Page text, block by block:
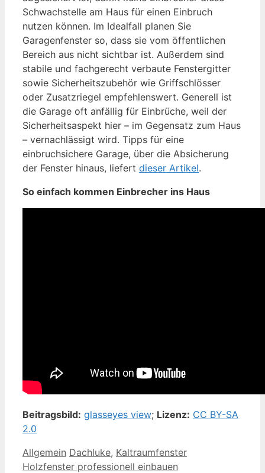
Schwachstelle am Haus für einen Einbruch
nutzen können. Im Idealfall planen Sie
Garagenfenster so, dass sie vom öffentlichen
Bereich aus nicht sichtbar ist. Außerdem sind
stabile und fachgerecht verbaute Fenstergitter
sowie Sicherheitszubehör wie Griffschlösser
oder Zusatzriegel empfehlenswert. Generell ist
die Garage oft anfällig für Einbrüche, weil der
Sicherheitsaspekt hier – im Gegensatz zum Haus
– vernachlässigt wird. Tipps für eine
einbruchsichere Garage, über die Absicherung
der Fenster hinaus, liefert dieser Artikel.
So einfach kommen Einbrecher ins Haus
Beitragsbild: glasseyes view; Lizenz: CC BY-SA
2.0
Kategorien
Allgemein Schlagwörter
Dachluke, Kaltraumfenster
Holzfenster professionell einbauen